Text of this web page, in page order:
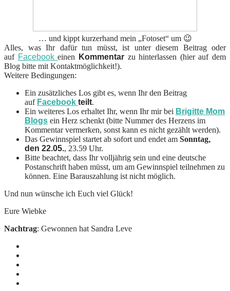
… und kippt kurzerhand mein „Fotoset“ um 😉
Alles, was Ihr dafür tun müsst, ist unter diesem Beitrag oder
auf Facebookeinen Kommentar zu hinterlassen (hier auf dem
Blog bitte mit Kontaktmöglichkeit!).
Weitere Bedingungen:
Ein zusätzliches Los gibt es, wenn Ihr den Beitrag
auf Facebook teilt.
Ein weiteres Los erhaltet Ihr, wenn Ihr mir bei Brigitte Mom
Blogs ein Herz schenkt (bitte Nummer des Herzens im
Kommentar vermerken, sonst kann es nicht gezählt werden).
Das Gewinnspiel startet ab sofort und endet am Sonntag,
den 22.05., 23.59 Uhr.
Bitte beachtet, dass Ihr volljährig sein und eine deutsche
Postanschrift haben müsst, um am Gewinnspiel teilnehmen zu
können. Eine Barauszahlung ist nicht möglich.
Und nun wünsche ich Euch viel Glück!
Eure Wiebke
Nachtrag: Gewonnen hat Sandra Leve